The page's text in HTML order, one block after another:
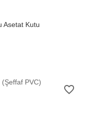
Asetat Kutu
favorite_border